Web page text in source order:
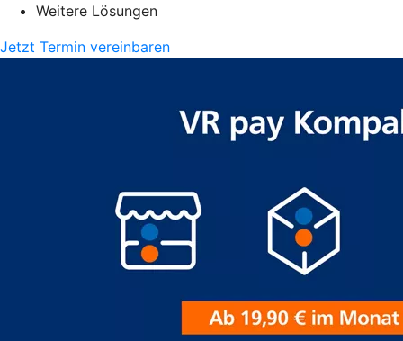
Weitere Lösungen
Jetzt Termin vereinbaren